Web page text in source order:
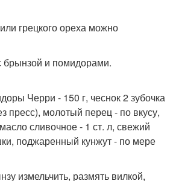
грецкого ореха можно
брынзой и помидорами.
Черри - 150 г, чеснок 2 зубочка
пресс), молотый перец - по вкусу,
сливочное - 1 ст. л, свежий
поджаренный кунжут - по мере
измельчить, размять вилкой,